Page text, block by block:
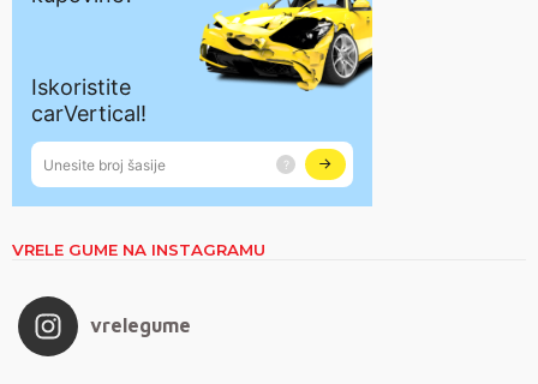
VRELE GUME NA INSTAGRAMU
vrelegume